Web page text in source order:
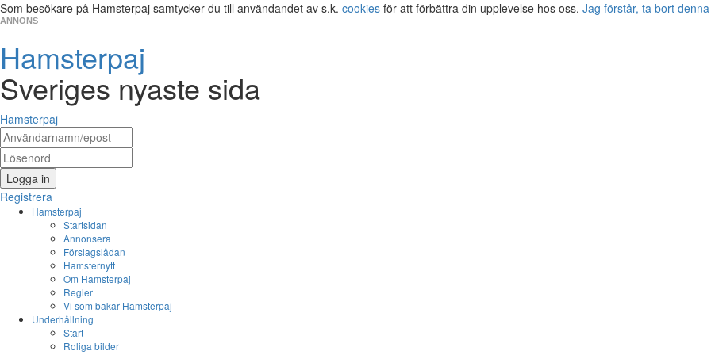
Som besökare på Hamsterpaj samtycker du till användandet av s.k. cookies för att förbättra din upplevelse hos oss. Jag förstår, ta bort
ANNONS
Hamsterpaj
Sveriges nyaste sida
Hamsterpaj
Logga in
Registrera
Hamsterpaj
Startsidan
Annonsera
Förslagslådan
Hamsternytt
Om Hamsterpaj
Regler
Vi som bakar Hamsterpaj
Underhållning
Start
Roliga bilder